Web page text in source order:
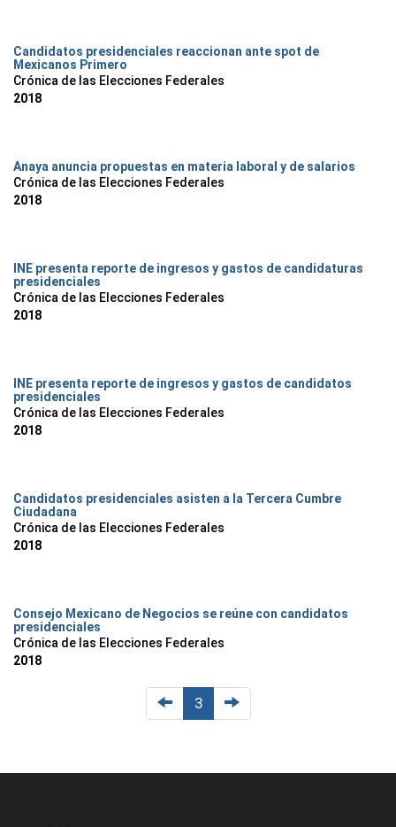
Candidatos presidenciales reaccionan ante spot de
Mexicanos Primero
Crónica de las Elecciones Federales
2018
Anaya anuncia propuestas en materia laboral y de salarios
Crónica de las Elecciones Federales
2018
INE presenta reporte de ingresos y gastos de candidaturas
presidenciales
Crónica de las Elecciones Federales
2018
INE presenta reporte de ingresos y gastos de candidatos
presidenciales
Crónica de las Elecciones Federales
2018
Candidatos presidenciales asisten a la Tercera Cumbre
Ciudadana
Crónica de las Elecciones Federales
2018
Consejo Mexicano de Negocios se reúne con candidatos
presidenciales
Crónica de las Elecciones Federales
2018
3